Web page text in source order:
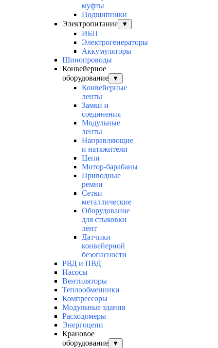
муфты
Подшипники
Электропитание
▼
ИБП
Электрогенераторы
Аккумуляторы
Шинопроводы
Конвейерное
оборудование
▼
Конвейерные
ленты
Замки и
соединения
Модульные
ленты
Направляющие
и натяжители
Цепи
Мотор-барабаны
Приводные
ремни
Сетки
металлические
Оборудование
для стыковки
лент
Датчики
конвейерной
безопасности
РВД и ПВД
Насосы
Вентиляторы
Теплообменники
Компрессоры
Модульные здания
Расходомеры
Энергоцепи
Крановое
оборудование
▼